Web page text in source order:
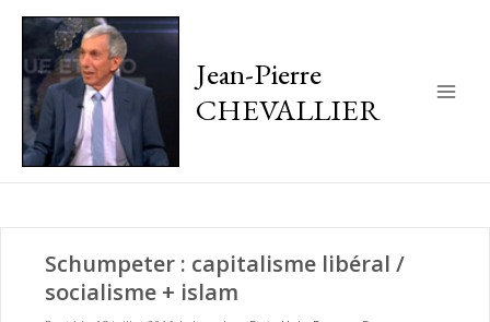
Jean-Pierre
CHEVALLIER
Schumpeter : capitalisme libéral /
socialisme + islam